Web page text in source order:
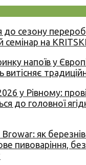
до сезону
семінар на
напоїв у
витісняє
у Рівному:
до головної
як
пивоваріння,